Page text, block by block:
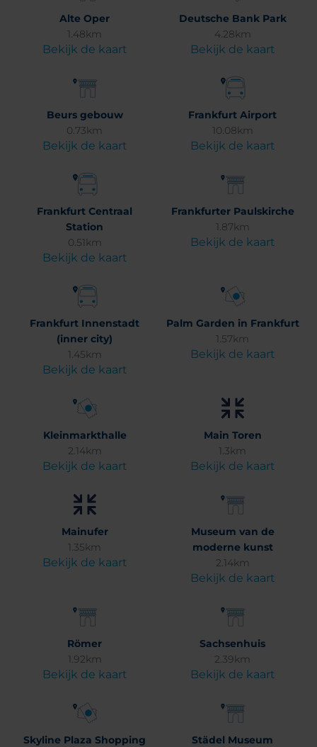
Alte Oper
1.48km
Bekijk de kaart
Deutsche Bank Park
4.28km
Bekijk de kaart
Beurs gebouw
0.73km
Bekijk de kaart
Frankfurt Airport
10.08km
Bekijk de kaart
Frankfurt Centraal
Station
0.51km
Bekijk de kaart
Frankfurter Paulskirche
1.87km
Bekijk de kaart
Frankfurt Innenstadt
(inner city)
1.45km
Bekijk de kaart
Palm Garden in Frankfurt
1.57km
Bekijk de kaart
Kleinmarkthalle
2.14km
Bekijk de kaart
Main Toren
1.3km
Bekijk de kaart
Mainufer
1.35km
Bekijk de kaart
Museum van de
moderne kunst
2.14km
Bekijk de kaart
Römer
1.92km
Bekijk de kaart
Sachsenhuis
2.39km
Bekijk de kaart
Skyline Plaza Shopping
Städel Museum